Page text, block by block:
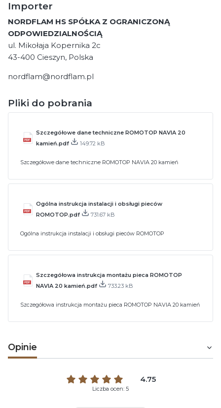
Importer
NORDFLAM HS SPÓŁKA Z OGRANICZONĄ
ODPOWIEDZIALNOŚCIĄ
ul. Mikołaja Kopernika 2c
43-400 Cieszyn, Polska
nordflam@nordflam.pl
Pliki do pobrania
Szczegółowe dane techniczne ROMOTOP NAVIA 20
kamień.pdf
149.72 kB
Szczegółowe dane techniczne ROMOTOP NAVIA 20 kamień
Ogólna instrukcja instalacji i obsługi pieców
ROMOTOP.pdf
731.67 kB
Ogólna instrukcja instalacji i obsługi pieców ROMOTOP
Szczegółowa instrukcja montażu pieca ROMOTOP
NAVIA 20 kamień.pdf
733.23 kB
Szczegółowa instrukcja montażu pieca ROMOTOP NAVIA 20 kamień
Opinie
4.75
Liczba ocen: 5